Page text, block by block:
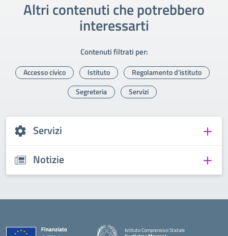
Altri contenuti che potrebbero
interessarti
Contenuti filtrati per:
Accesso civico Istituto
Regolamento d'istituto
Segreteria
Servizi
Servizi
Notizie
Istituto Comprensivo Statale